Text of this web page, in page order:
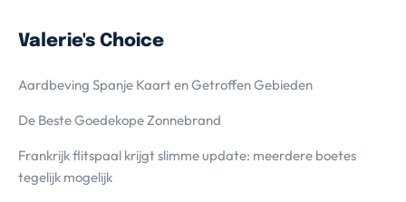
Valerie's Choice
Aardbeving Spanje Kaart en Getroffen Gebieden
De Beste Goedekope Zonnebrand
Frankrijk flitspaal krijgt slimme update: meerdere boetes
tegelijk mogelijk